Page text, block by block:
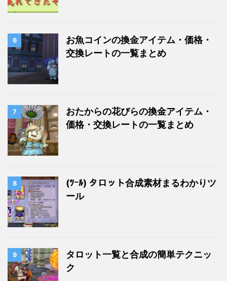
6
お魚コインの換金アイテム・価格・
交換レートの一覧まとめ
7
おたからの花びらの換金アイテム・
価格・交換レートの一覧まとめ
8
(ﾂｰﾙ) タロット合成素材まるわかりツ
ール
9
タロット一覧と合成の簡単テクニッ
ク